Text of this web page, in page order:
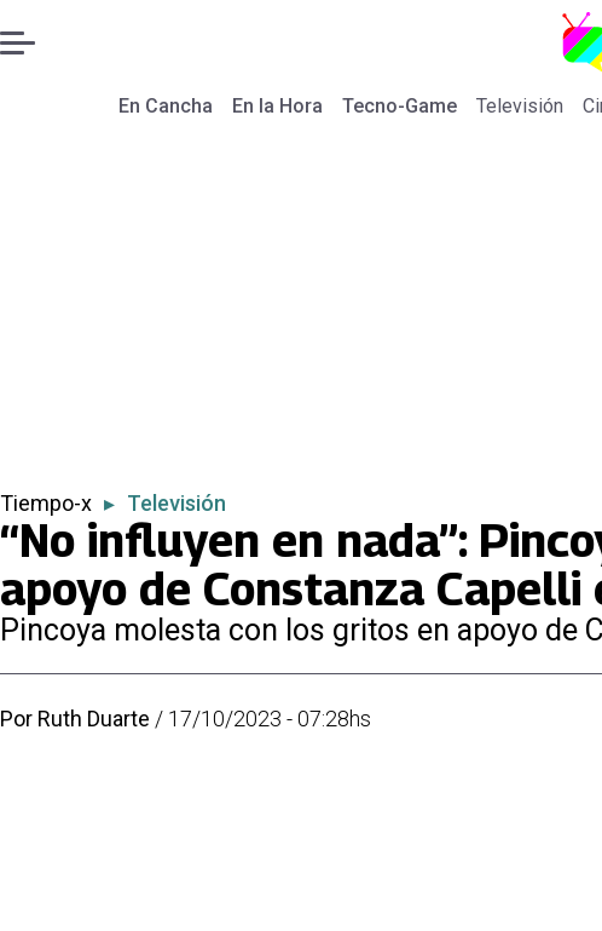
En Cancha En la Hora Tecno-Game Televisión
Tiempo-x ▸ Televisión
“No influyen en nada”:
apoyo de Constanza Capelli
Pincoya molesta con los gritos en apoyo de
Por Ruth Duarte / 17/10/2023 - 07:28hs